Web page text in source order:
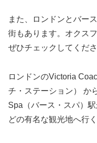
また、ロンドンとバー
街もあります。オクス
ぜひチェックしてくださ
ロンドンのVictoria
チ・ステーション） か
Spa（バース・スパ）
どの有名な観光地へ行